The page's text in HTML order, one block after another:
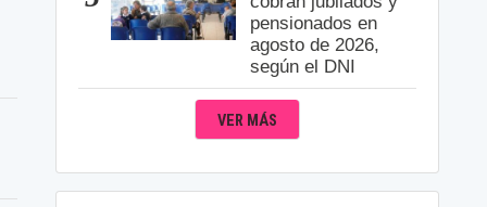
pensionados en
agosto de 2026,
según el DNI
VER MÁS